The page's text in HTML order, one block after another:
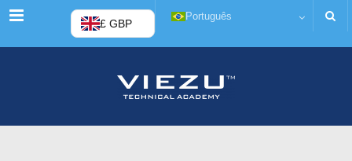
Menu £ GBP
Português